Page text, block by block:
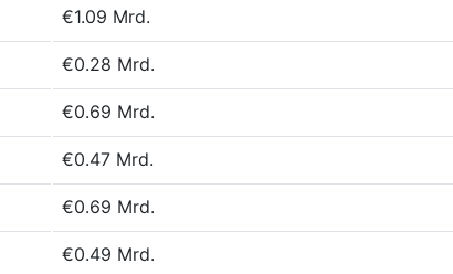
€1.09 Mrd.
€0.28 Mrd.
€0.69 Mrd.
€0.47 Mrd.
€0.69 Mrd.
€0.49 Mrd.